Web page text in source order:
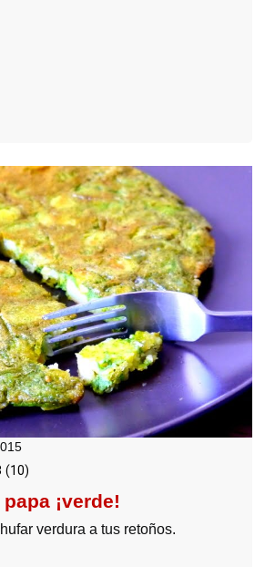
(10)
¡verde!
verdura a tus retoños.